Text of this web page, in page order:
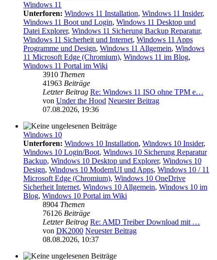
Windows 11
Unterforen: Windows 11 Installation, Windows 11 Insider,
Windows 11 Boot und Login, Windows 11 Desktop und
Datei Explorer, Windows 11 Sicherung Backup Reparatur,
Windows 11 Sicherheit und Internet, Windows 11 Apps
Programme und Design, Windows 11 Allgemein, Windows
11 Microsoft Edge (Chromium), Windows 11 im Blog,
Windows 11 Portal im Wiki
3910 Themen
41963 Beiträge
Letzter Beitrag Re: Windows 11 ISO ohne TPM e…
von Under the Hood Neuester Beitrag
07.08.2026, 19:36
Windows 10
Unterforen: Windows 10 Installation, Windows 10 Insider,
Windows 10 Login/Boot, Windows 10 Sicherung Reparatur
Backup, Windows 10 Desktop und Explorer, Windows 10
Design, Windows 10 ModernUI und Apps, Windows 10 / 11
Microsoft Edge (Chromium), Windows 10 OneDrive
Sicherheit Internet, Windows 10 Allgemein, Windows 10 im
Blog, Windows 10 Portal im Wiki
8904 Themen
76126 Beiträge
Letzter Beitrag Re: AMD Treiber Download mit …
von DK2000 Neuester Beitrag
08.08.2026, 10:37